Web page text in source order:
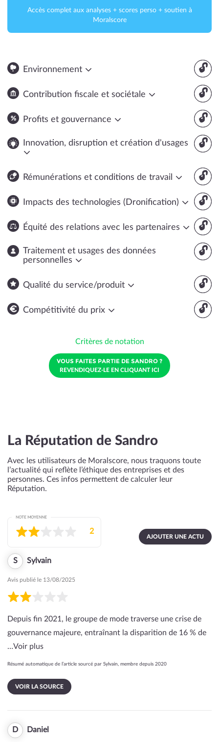
Accès complet aux analyses + scores perso + soutien à
Moralscore
🔓
Environnement
🔓
Contribution fiscale et sociétale
🔓
Profits et gouvernance
🔓
Innovation, disruption et création d'usages
🔓
Rémunérations et conditions de travail
🔓
Impacts des technologies (Dronification)
🔓
Équité des relations avec les partenaires
🔓
Traitement et usages des données
personnelles
🔓
Qualité du service/produit
🔓
Compétitivité du prix
Critères de notation
VOUS FAITES PARTIE DE SANDRO ?
REVENDIQUEZ-LE EN CLIQUANT ICI
La Réputation de Sandro
Avec les utilisateurs de Moralscore, nous traquons toute
l’actualité qui reflète l’éthique des entreprises et des
personnes. Ces infos permettent de calculer leur
Réputation.
AJOUTER UNE ACTU
NOTE MOYENNE
2
S Sylvain
Avis publié le 13/08/2025
Depuis fin 2021, le groupe de mode traverse une crise de
gouvernance majeure, entraînant la disparition de 16 % de
…Voir plus
Résumé automatique de l’article sourcé par Sylvain, membre depuis 2020
VOIR LA SOURCE
D Daniel